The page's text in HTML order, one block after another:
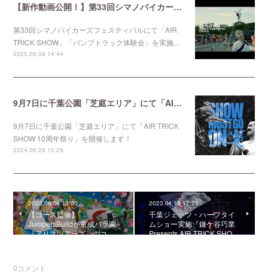
【新作動画公開！】第33回シマノバイカーズフェスティバルにて「AIR TRICK SHOW」「パンプトラック体験会」を実施しました。
第33回シマノバイカーズフェスティバルにて「AIR
TRICK SHOW」「パンプトラック体験会」を実施…
2025.08.08 14:44
9月7日に千葉公園「芝庭エリア」にて「AIR TRICK SHOW 10周年祭り」を開催します！
9月7日に千葉公園「芝庭エリア」にて「AIR TRICK
SHOW 10周年祭り」を開催します！
2024.08.28 15:29
2023.06.04 13:00
【コース監修】
JumpersBuildが京成バラ園
『アリスツアーズ』のコ…
2023.04.19 11:23
千葉ジェッツ・ハーフタイ
ムショー実施『鎌ケ谷巧業
Presents AIR TRICK SHO…
0コメント